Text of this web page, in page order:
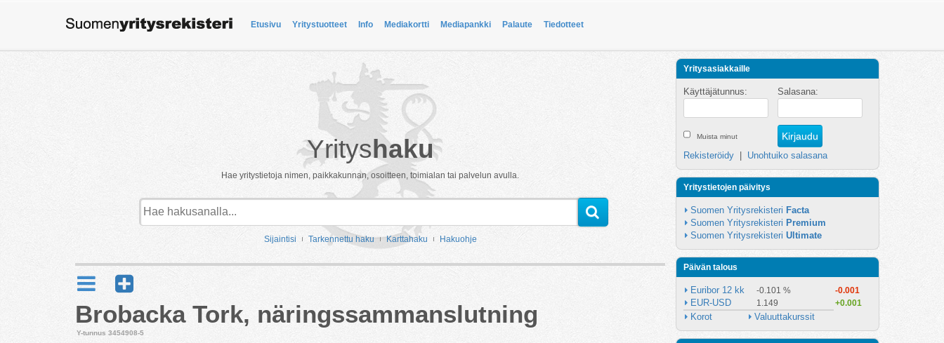
Etusivu Yritystuotteet Info Mediakortti Mediapankki Palaute Tiedotteet
Yrityshaku
Hae yritystietoja nimen, paikkakunnan, osoitteen, toimialan tai palvelun avulla.
Sijaintisi Tarkennettu haku Karttahaku Hakuohje
Brobacka Tork, näringssammanslutning
Y-tunnus 3454908-5
Yritysasiakkaille
Käyttäjätunnus: Salasana:
Muista minut
Rekisteröidy Unohtuiko salasana
Yritystietojen päivitys
Suomen Yritysrekisteri Facta
Suomen Yritysrekisteri Premium
Suomen Yritysrekisteri Ultimate
Päivän talous
Euribor 12 kk -0.101 % -0.001
EUR-USD 1.149 +0.001
Korot Valuuttakurssit